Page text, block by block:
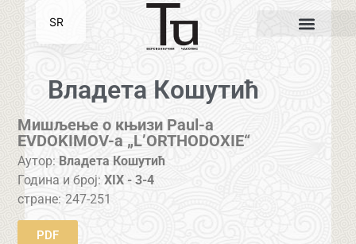
Владета Кошутић
Мишљење о књизи Paul-a
EVDOKIMOV-a „L’ORTHODOXIE“
Аутор: Владета Кошутић
Година и број:XIX - 3-4
стране: 247-251
PDF
SR
EN